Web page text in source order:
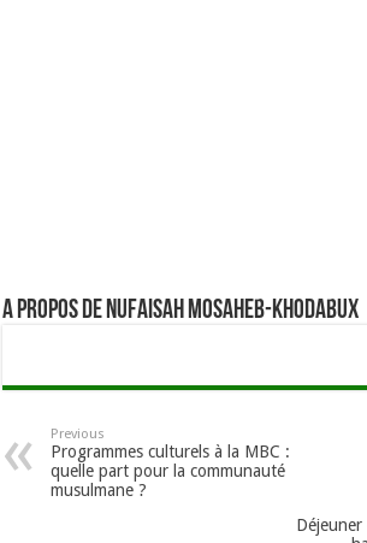
A propos de Nufaisah Mosaheb-Khodabux
Previous
Programmes culturels à la MBC :
quelle part pour la communauté
musulmane ?
Déjeuner